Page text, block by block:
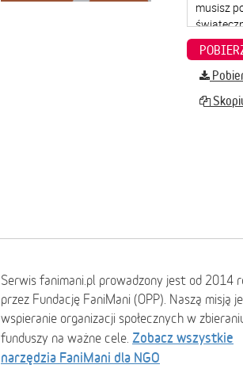
Serwis fanimani.pl prowadzony jest od 2014
przez Fundację FaniMani (OPP). Naszą misją
wspieranie organizacji społecznych w
funduszy na ważne cele. Zobacz wszystkie
narzędzia FaniMani dla NGO